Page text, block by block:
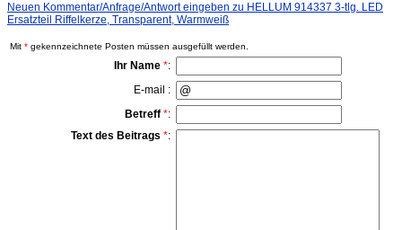
Neuen Kommentar/Anfrage/Antwort eingeben zu HELLUM 914337 3-tlg. LED
Ersatzteil Riffelkerze, Transparent, Warmweiß
Mit * gekennzeichnete Posten müssen ausgefüllt werden.
Ihr Name *:
E-mail :
Betreff *:
Text des Beitrags *: